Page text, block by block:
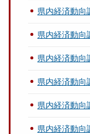
県内経済動向
県内経済動向
県内経済動向
県内経済動向
県内経済動向
県内経済動向